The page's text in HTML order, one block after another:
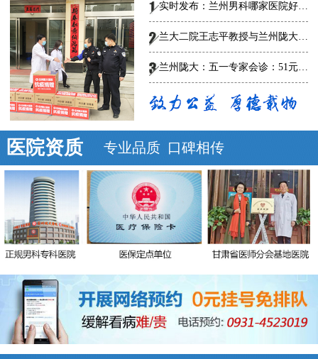
实时发布：兰州男科哪家医院好-总榜发布--兰州陇大医院怎么样?
兰大二院王志平教授与兰州陇大男科医院专家共话男科规范、创新诊疗，
兰州陇大：五一专家会诊：51元泌尿男科惠民普查
医院资质 专业品质 口碑相传